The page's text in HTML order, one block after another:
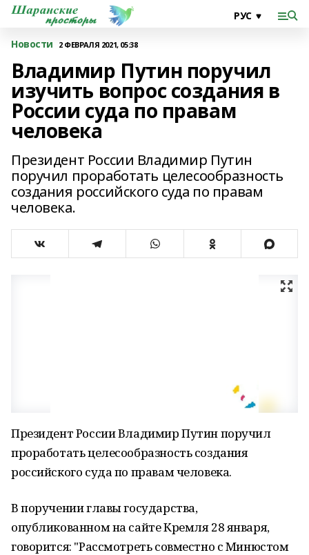
Новости 2 ФЕВРАЛЯ 2021, 05:38
Владимир Путин поручил
изучить вопрос создания в
России суда по правам
человека
Президент России Владимир Путин
поручил проработать целесообразность
создания российского суда по правам
человека.
Президент России Владимир Путин поручил
проработать целесообразность создания
российского суда по правам человека.
В поручении главы государства,
опубликованном на сайте Кремля 28 января,
говорится: "Рассмотреть совместно с Минюстом